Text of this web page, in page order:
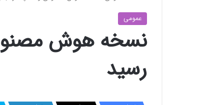
عمومی
نسخه هوش
رسید